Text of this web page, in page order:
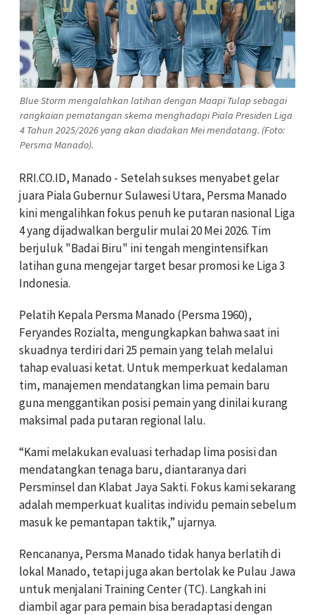
Blue Storm mengalahkan latihan dengan Maapi Tulap sebagai
rangkaian pematangan skema menghadapi Piala Presiden Liga
4 Tahun 2025/2026 yang akan diadakan Mei mendatang. (Foto:
Persma Manado).
RRI.CO.ID, Manado - Setelah sukses menyabet gelar
juara Piala Gubernur Sulawesi Utara, Persma Manado
kini mengalihkan fokus penuh ke putaran nasional Liga
4 yang dijadwalkan bergulir mulai 20 Mei 2026. Tim
berjuluk "Badai Biru" ini tengah mengintensifkan
latihan guna mengejar target besar promosi ke Liga 3
Indonesia.
Pelatih Kepala Persma Manado (Persma 1960),
Feryandes Rozialta, mengungkapkan bahwa saat ini
skuadnya terdiri dari 25 pemain yang telah melalui
tahap evaluasi ketat. Untuk memperkuat kedalaman
tim, manajemen mendatangkan lima pemain baru
guna menggantikan posisi pemain yang dinilai kurang
maksimal pada putaran regional lalu.
“Kami melakukan evaluasi terhadap lima posisi dan
mendatangkan tenaga baru, diantaranya dari
Persminsel dan Klabat Jaya Sakti. Fokus kami sekarang
adalah memperkuat kualitas individu pemain sebelum
masuk ke pemantapan taktik,” ujarnya.
Rencananya, Persma Manado tidak hanya berlatih di
lokal Manado, tetapi juga akan bertolak ke Pulau Jawa
untuk menjalani Training Center (TC). Langkah ini
diambil agar para pemain bisa beradaptasi dengan